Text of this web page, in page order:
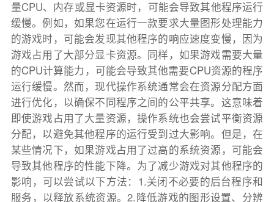
量CPU、内存或显卡资源时，可能会导致其他程序运行
缓慢。例如，如果您在运行一款要求大量图形处理能力
的游戏时，可能会发现其他程序的响应速度变慢，因为
游戏占用了大部分显卡资源。同样，如果游戏需要大量
的CPU计算能力，可能会导致其他需要CPU资源的程序
运行缓慢。然而，现代操作系统通常会在资源分配方面
进行优化，以确保不同程序之间的公平共享。这意味着
即使游戏占用了大量资源，操作系统也会尝试平衡资源
分配，以避免其他程序的运行受到过大影响。但是，在
某些情况下，如果游戏占用了过高的系统资源，可能会
导致其他程序的性能下降。为了减少游戏对其他程序的
影响，可以尝试以下方法：1.关闭不必要的后台程序和
服务，以释放系统资源。2.降低游戏的图形设置、分辨